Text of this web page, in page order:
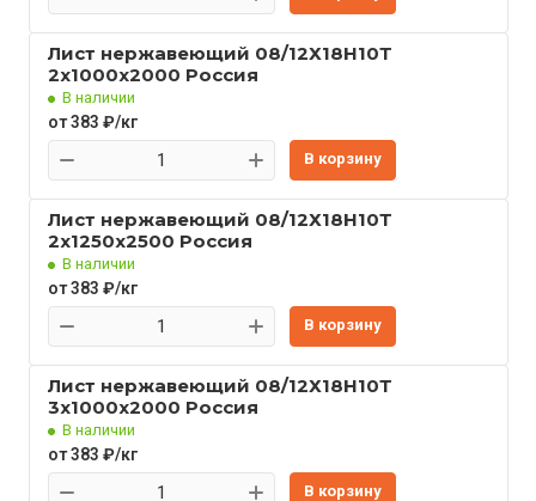
Лист нержавеющий 08/12Х18Н10Т
2x1000x2000 Россия
В наличии
от 383 ₽/кг
В корзину
Лист нержавеющий 08/12Х18Н10Т
2x1250x2500 Россия
В наличии
от 383 ₽/кг
В корзину
Лист нержавеющий 08/12Х18Н10Т
3x1000x2000 Россия
В наличии
от 383 ₽/кг
В корзину